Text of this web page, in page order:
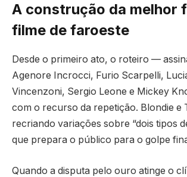
A construção da melhor
filme de faroeste
Desde o primeiro ato, o roteiro —
Agenore Incrocci, Furio Scarpelli,
Vincenzoni, Sergio Leone e Mickey
com o recurso da repetição. Blondie e
recriando variações sobre “dois tipos
que prepara o público para o golpe
Quando a disputa pelo ouro atinge o